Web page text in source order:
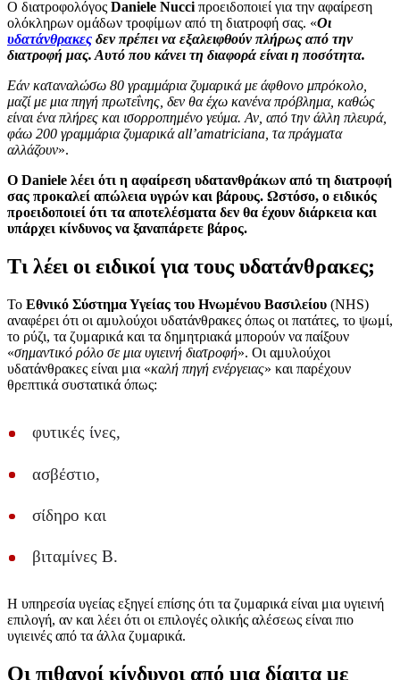
Ο διατροφολόγος Daniele Nucciπροειδοποιεί για την αφαίρεση
ολόκληρων ομάδων τροφίμων από τη διατροφή σας. «Οι
υδατάνθρακες δεν πρέπει να εξαλειφθούν πλήρως από την
διατροφή μας. Αυτό που κάνει τη διαφορά είναι η ποσότητα.
Εάν καταναλώσω 80 γραμμάρια ζυμαρικά με άφθονο μπρόκολο,
μαζί με μια πηγή πρωτεΐνης, δεν θα έχω κανένα πρόβλημα, καθώς
είναι ένα πλήρες και ισορροπημένο γεύμα. Αν, από την άλλη πλευρά,
φάω 200 γραμμάρια ζυμαρικά all’amatriciana, τα πράγματα
αλλάζουν».
Ο Daniele λέει ότι η αφαίρεση υδατανθράκων από τη διατροφή
σας προκαλεί απώλεια υγρών και βάρους. Ωστόσο, ο ειδικός
προειδοποιεί ότι τα αποτελέσματα δεν θα έχουν διάρκεια και
υπάρχει κίνδυνος να ξαναπάρετε βάρος.
Τι λέει οι ειδικοί για τους υδατάνθρακες;
Το Εθνικό Σύστημα Υγείας του Ηνωμένου Βασιλείου (NHS)
αναφέρει ότι οι αμυλούχοι υδατάνθρακες όπως οι πατάτες, το ψωμί,
το ρύζι, τα ζυμαρικά και τα δημητριακά μπορούν να παίξουν
«σημαντικό ρόλο σε μια υγιεινή διατροφή». Οι αμυλούχοι
υδατάνθρακες είναι μια «καλή πηγή ενέργειας» και παρέχουν
θρεπτικά συστατικά όπως:
φυτικές ίνες,
ασβέστιο,
σίδηρο και
βιταμίνες Β.
Η υπηρεσία υγείας εξηγεί επίσης ότι τα ζυμαρικά είναι μια υγιεινή
επιλογή, αν και λέει ότι οι επιλογές ολικής αλέσεως είναι πιο
υγιεινές από τα άλλα ζυμαρικά.
Οι πιθανοί κίνδυνοι από μια δίαιτα με